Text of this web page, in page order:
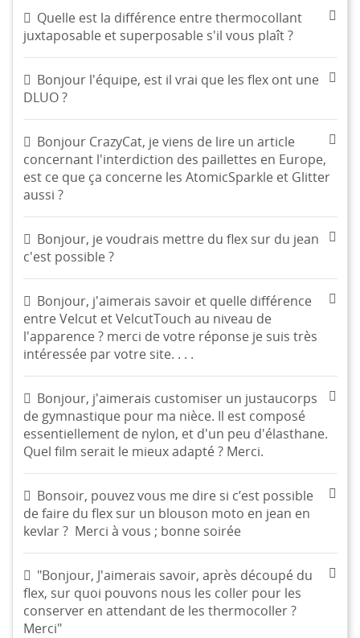
Quelle est la différence entre thermocollant
juxtaposable et superposable s'il vous plaît ?
Bonjour l'équipe, est il vrai que les flex ont une
DLUO ?
Bonjour CrazyCat, je viens de lire un article
concernant l'interdiction des paillettes en Europe,
est ce que ça concerne les AtomicSparkle et Glitter
aussi ?
Bonjour, je voudrais mettre du flex sur du jean
c'est possible ?
Bonjour, j'aimerais savoir et quelle différence
entre Velcut et VelcutTouch au niveau de
l'apparence ? merci de votre réponse je suis très
intéressée par votre site. . . .
Bonjour, j'aimerais customiser un justaucorps
de gymnastique pour ma nièce. Il est composé
essentiellement de nylon, et d'un peu d'élasthane.
Quel film serait le mieux adapté ? Merci.
Bonsoir, pouvez vous me dire si c’est possible
de faire du flex sur un blouson moto en jean en
kevlar ? Merci à vous ; bonne soirée
"Bonjour, J'aimerais savoir, après découpé du
flex, sur quoi pouvons nous les coller pour les
conserver en attendant de les thermocoller ?
Merci"
MES LISTES
add_circle_outlineCréer une nouvelle liste
((MODALTITLE))
((confirmMessage))
((cancelText)) ((modalDeleteText))
CRÉER UNE LISTE D'ENVIES
NOM DE LA LISTE D'ENVIES
Annuler Créer une liste d'envies
CONNEXION
Vous devez être connecté pour ajouter des produits à
votre liste d'envies.
Annuler Connexion